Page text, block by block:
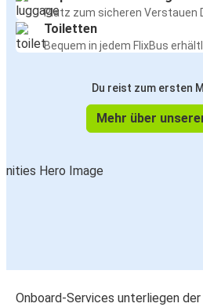
Platz zum sicheren Verstauen
Toiletten
Bequem in jedem FlixBus
Du reist zum ersten
Mehr über
Onboard-Services unterliegen